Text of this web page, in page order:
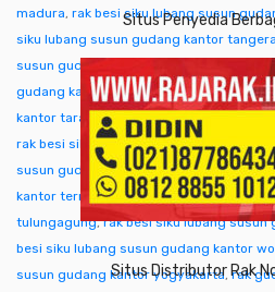
madura, rak besi siku lubang susun
siku lubang susun gudang kantor
susun gudang kantor tangjung selor
gudang kantor tanjungpinang,rak besi
kantor tarakan, rak besi siku lubang
rak besi siku lubang susun gudang
susun gudang kantor temanggung,rak
kantor ternate tidore,rak besi siku
tulungagung,rak besi siku lubang susun
besi siku lubang susun gudang kantor
susun gudang kantor yogyakarta,rak
Situs Penyedia
Situs Distributor Rak